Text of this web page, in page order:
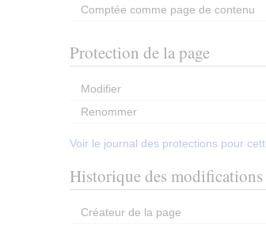
Comptée comme page de contenu
Protection de la page
Modifier
Renommer
Voir le journal des protections pour
Historique des modifications
Créateur de la page